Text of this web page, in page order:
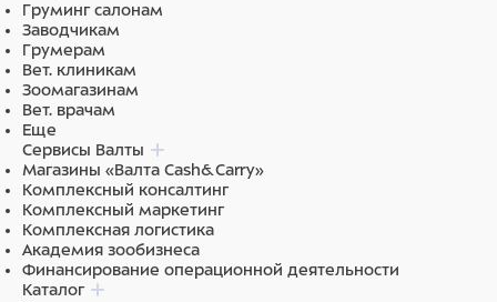
Груминг салонам
Заводчикам
Грумерам
Вет. клиникам
Зоомагазинам
Вет. врачам
Еще
Сервисы Валты
Магазины «Валта Cash&Carry»
Комплексный консалтинг
Комплексный маркетинг
Комплексная логистика
Академия зообизнеса
Финансирование операционной деятельности
Каталог